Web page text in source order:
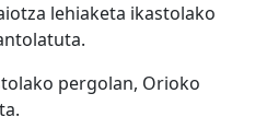
lehiaketa ikastolako
pergolan, Orioko